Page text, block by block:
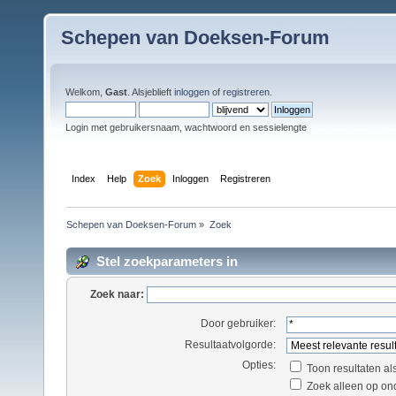
Schepen van Doeksen-Forum
Welkom, Gast . Alsjeblieft inloggen of registreren
Login met gebruikersnaam, wachtwoord en sessielengte
Index Help Zoek Inloggen Registreren
Schepen van Doeksen-Forum » Zoek
Stel zoekparameters in
Zoek naar:
Door gebruiker:
Resultaatvolgorde:
Opties:
Toon resultaten
Zoek alleen op